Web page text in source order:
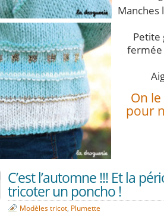
Manches
Petite
fermée
On
pour
C’est l’automne !!! Et la
tricoter un poncho !
Modèles tricot, Plumette